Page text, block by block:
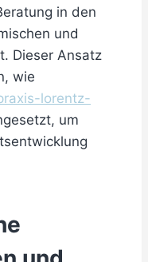
in den
und
Dieser Ansatz
wie
lorentz-
um